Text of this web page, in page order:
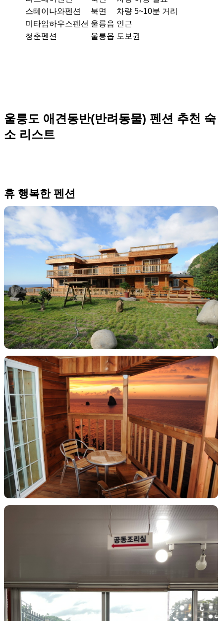
스테이나와펜션
북면
차량 5~10분 거리
미타임하우스펜션 울릉읍 인근
청춘펜션
울릉읍 도보권
울릉도 애견동반(반려동물) 펜션 추천 숙
소 리스트
휴 행복한 펜션